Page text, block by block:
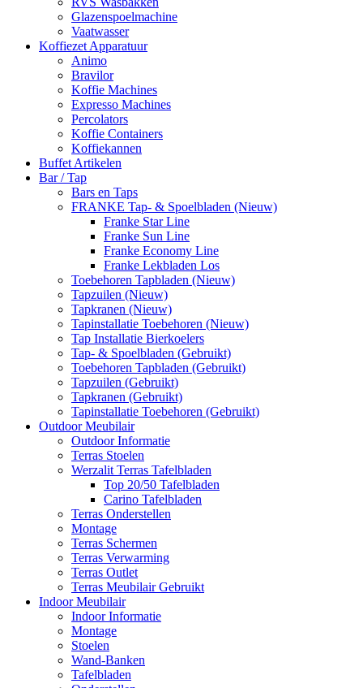
Glazenspoelmachine
Vaatwasser
Koffiezet Apparatuur
Animo
Bravilor
Koffie Machines
Expresso Machines
Percolators
Koffie Containers
Koffiekannen
Buffet Artikelen
Bar / Tap
Bars en Taps
FRANKE Tap- & Spoelbladen (Nieuw)
Franke Star Line
Franke Sun Line
Franke Economy Line
Franke Lekbladen Los
Toebehoren Tapbladen (Nieuw)
Tapzuilen (Nieuw)
Tapkranen (Nieuw)
Tapinstallatie Toebehoren (Nieuw)
Tap Installatie Bierkoelers
Tap- & Spoelbladen (Gebruikt)
Toebehoren Tapbladen (Gebruikt)
Tapzuilen (Gebruikt)
Tapkranen (Gebruikt)
Tapinstallatie Toebehoren (Gebruikt)
Outdoor Meubilair
Outdoor Informatie
Terras Stoelen
Werzalit Terras Tafelbladen
Top 20/50 Tafelbladen
Carino Tafelbladen
Terras Onderstellen
Montage
Terras Schermen
Terras Verwarming
Terras Outlet
Terras Meubilair Gebruikt
Indoor Meubilair
Indoor Informatie
Montage
Stoelen
Wand-Banken
Tafelbladen